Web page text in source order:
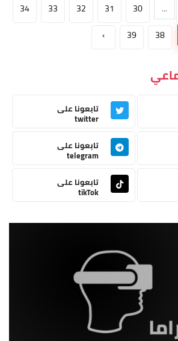
...
30
31
32
33
34
38
39
›
تابعونا على
twitter
تابعونا على
telegram
تابعونا على
tikTok